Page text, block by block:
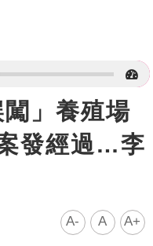
」養殖場
發經過…李
A- A A+